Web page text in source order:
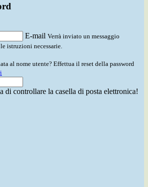
E-mail Verrà inviato un messaggio
istruzioni necessarie.
al nome utente? Effettua il reset della password
di controllare la casella di posta elettronica!